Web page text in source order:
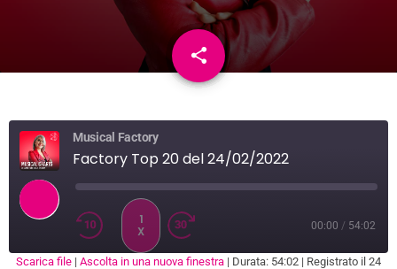
share
email
Musical Factory
Factory Top 20 del 24/02/2022
1
X
00:00 / 54:02
Scarica file | Ascolta in una nuova finestra | Durata: 54:02 | Registrato il 24